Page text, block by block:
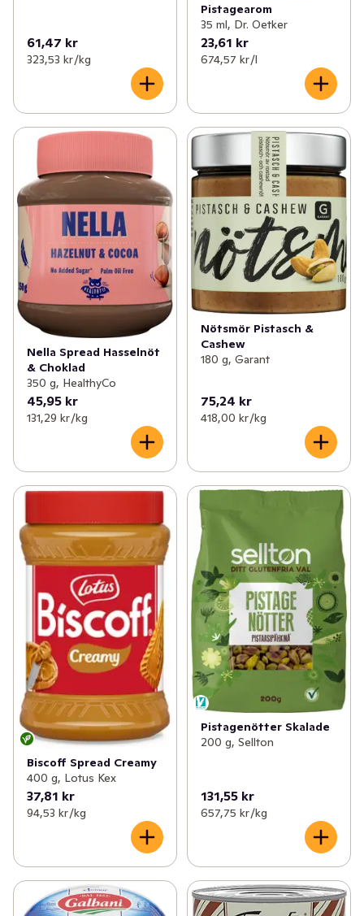
61,47 kr
323,53 kr /kg
Pistagearom
35 ml, Dr. Oetker
23,61 kr
674,57 kr /l
Nella Spread Hasselnöt
& Choklad
350 g, HealthyCo
45,95 kr
131,29 kr /kg
Nötsmör Pistasch &
Cashew
180 g, Garant
75,24 kr
418,00 kr /kg
Biscoff Spread Creamy
400 g, Lotus Kex
37,81 kr
94,53 kr /kg
Pistagenötter Skalade
200 g, Sellton
131,55 kr
657,75 kr /kg